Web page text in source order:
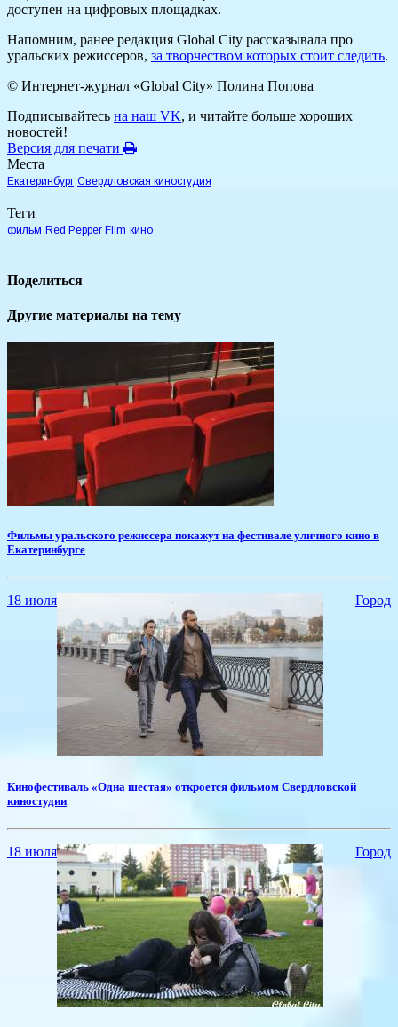
доступен на цифровых площадках.
Напомним, ранее редакция Global City рассказывала про
уральских режиссеров, за творчеством которых стоит следить.
© Интернет-журнал «Global City» Полина Попова
Подписывайтесь на наш VK, и читайте больше хороших
новостей!
Версия для печати
Места
Екатеринбург Свердловская киностудия
Теги
фильм Red Pepper Film кино
Поделиться
Другие материалы на тему
Фильмы уральского режиссера покажут на фестивале уличного кино в
Екатеринбурге
18 июля Город
Кинофестиваль «Одна шестая» откроется фильмом Свердловской
киностудии
18 июля Город